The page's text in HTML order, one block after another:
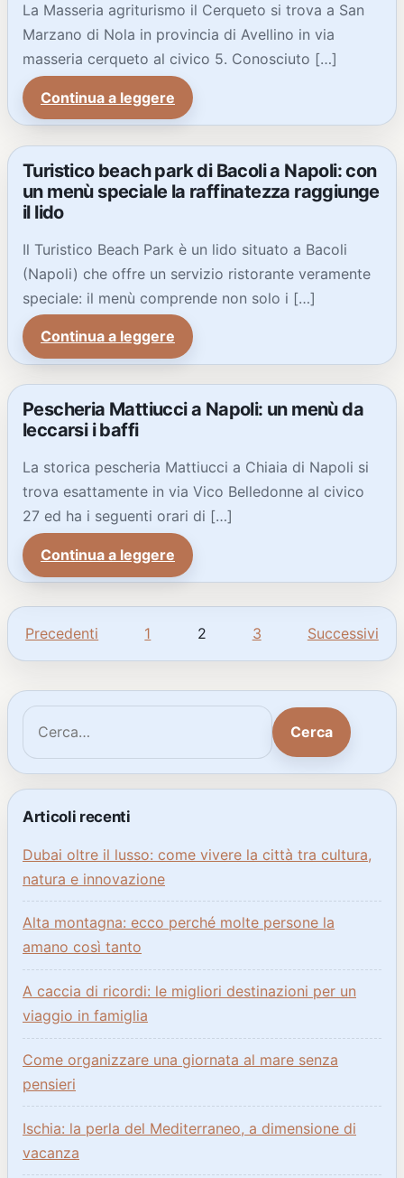
La Masseria agriturismo il Cerqueto si trova a San
Marzano di Nola in provincia di Avellino in via
masseria cerqueto al civico 5. Conosciuto […]
Continua a leggere
Turistico beach park di Bacoli a Napoli: con
un menù speciale la raffinatezza raggiunge
il lido
Il Turistico Beach Park è un lido situato a Bacoli
(Napoli) che offre un servizio ristorante veramente
speciale: il menù comprende non solo i […]
Continua a leggere
Pescheria Mattiucci a Napoli: un menù da
leccarsi i baffi
La storica pescheria Mattiucci a Chiaia di Napoli si
trova esattamente in via Vico Belledonne al civico
27 ed ha i seguenti orari di […]
Continua a leggere
Paginazione degli articoli
Precedenti 1 2 3 Successivi
Cerca:
Cerca
Articoli recenti
Dubai oltre il lusso: come vivere la città tra cultura,
natura e innovazione
Alta montagna: ecco perché molte persone la
amano così tanto
A caccia di ricordi: le migliori destinazioni per un
viaggio in famiglia
Come organizzare una giornata al mare senza
pensieri
Ischia: la perla del Mediterraneo, a dimensione di
vacanza